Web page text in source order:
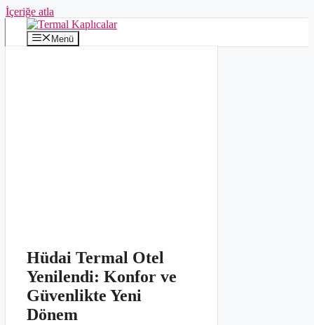
İçeriğe atla
Menü
Hüdai Termal Otel
Yenilendi: Konfor ve
Güvenlikte Yeni
Dönem